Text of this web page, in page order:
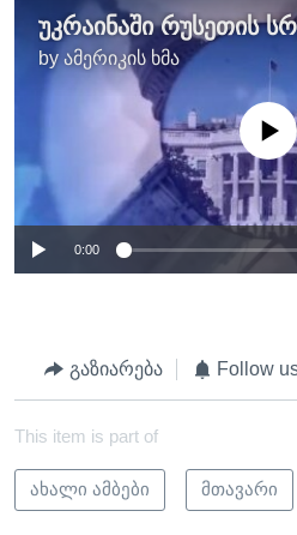
by ამერიკის ხმა
No media source
0:00
გაზიარება Follow
This item is part of
ახალი ამბები მთავარი